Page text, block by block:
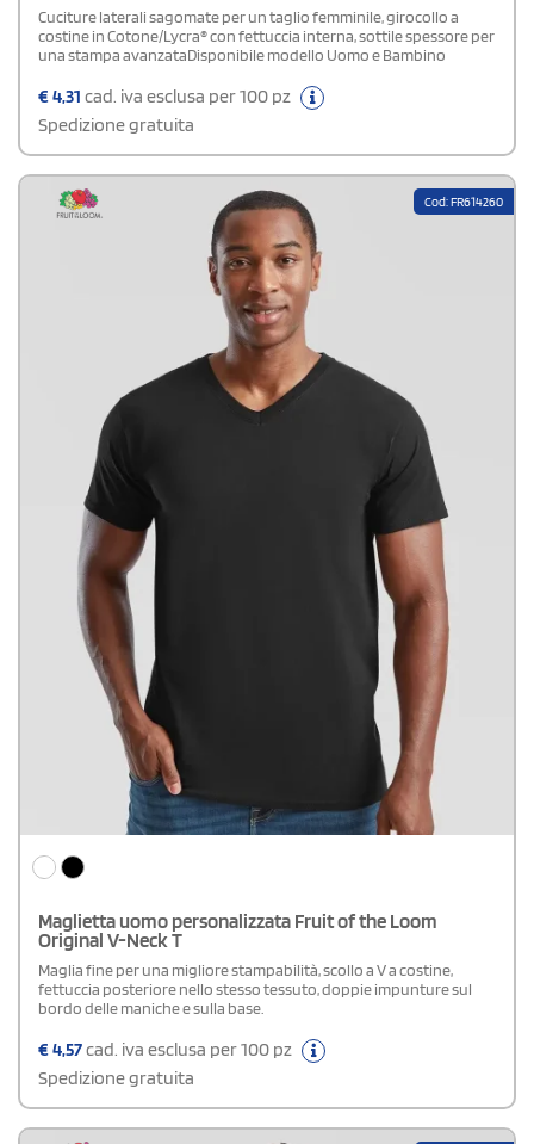
Cuciture laterali sagomate per un taglio femminile, girocollo a
costine in Cotone/Lycra® con fettuccia interna, sottile spessore per
una stampa avanzataDisponibile modello Uomo e Bambino
€4,31 cad. iva esclusa per 100 pz
Spedizione gratuita
Cod: FR614260
Maglietta uomo personalizzata Fruit of the Loom
Original V-Neck T
Maglia fine per una migliore stampabilità, scollo a V a costine,
fettuccia posteriore nello stesso tessuto, doppie impunture sul
bordo delle maniche e sulla base.
€4,57cad. iva esclusa per 100 pz
Spedizione gratuita